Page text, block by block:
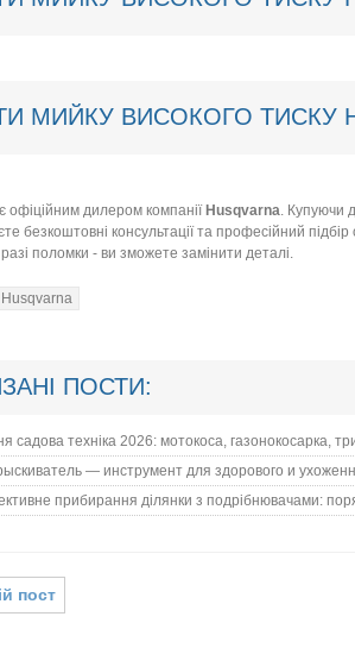
МИЙКУ ВИСОКОГО ТИСКУ
офіційним дилером компанії Husqvarna. Купуючи
безкоштовні консультації та професійний
поломки - ви зможете замінити деталі.
ПОСТИ:
садова техніка 2026: мотокоса, газонокосарка,
— инструмент для здорового и
прибирання ділянки з подрібнювачами:
пост